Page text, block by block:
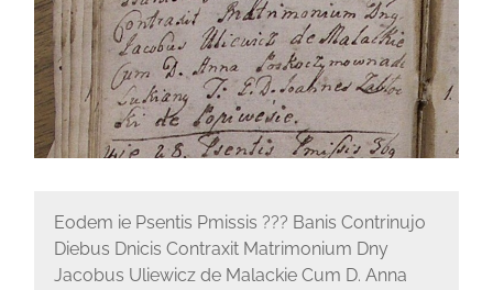
Eodem ie Psentis Pmissis ??? Banis Contrinujo
Diebus Dnicis Contraxit Matrimonium Dny
Jacobus Uliewicz de Malackie Cum D. Anna